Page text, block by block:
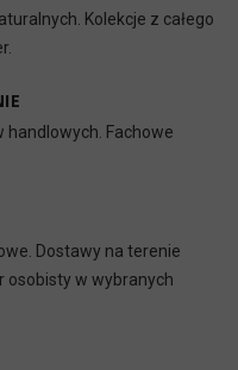
Kolekcje z całego
handlowych. Fachowe
Dostawy na terenie
osobisty w wybranych